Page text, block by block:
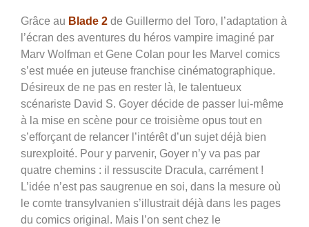
Grâce au Blade 2 de Guillermo del Toro, l’adaptation à
l’écran des aventures du héros vampire imaginé par
Marv Wolfman et Gene Colan pour les Marvel comics
s’est muée en juteuse franchise cinématographique.
Désireux de ne pas en rester là, le talentueux
scénariste David S. Goyer décide de passer lui-même
à la mise en scène pour ce troisième opus tout en
s’efforçant de relancer l’intérêt d’un sujet déjà bien
surexploité. Pour y parvenir, Goyer n’y va pas par
quatre chemins : il ressuscite Dracula, carrément !
L’idée n’est pas saugrenue en soi, dans la mesure où
le comte transylvanien s’illustrait déjà dans les pages
du comics original. Mais l’on sent chez le